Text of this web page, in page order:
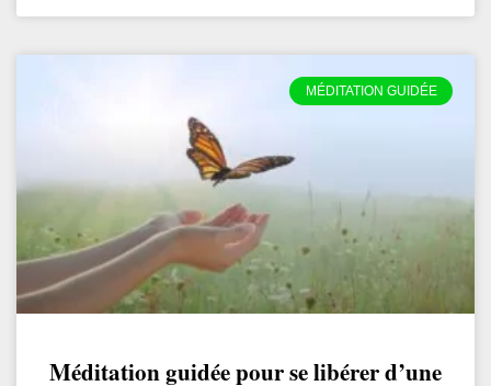
MÉDITATION GUIDÉE
Méditation guidée pour se libérer d’une